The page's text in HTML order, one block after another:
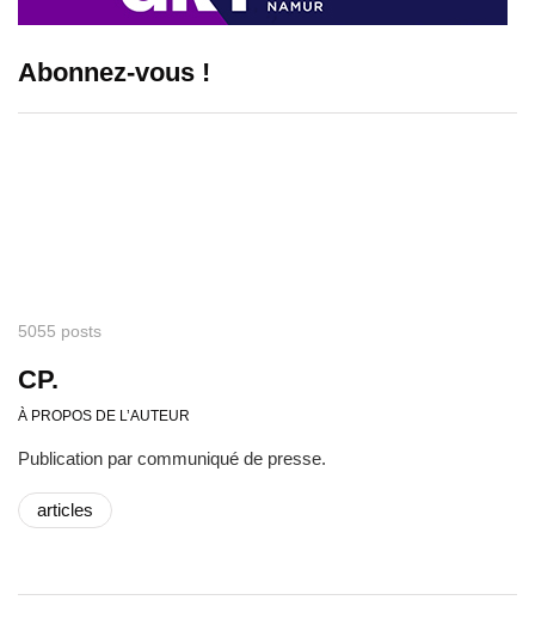
Abonnez-vous !
5055 posts
CP.
À PROPOS DE L’AUTEUR
Publication par communiqué de presse.
articles